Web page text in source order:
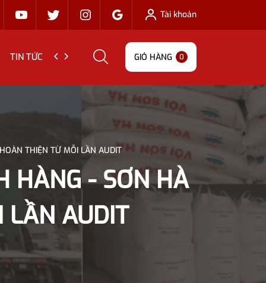
Tài khoản
TIN TỨC LIÊN HỆ GIỎ HÀNG 0
THIỆN TỪ MỖI LẦN AUDIT
HÀNG - SƠN HÀ
LẦN AUDIT